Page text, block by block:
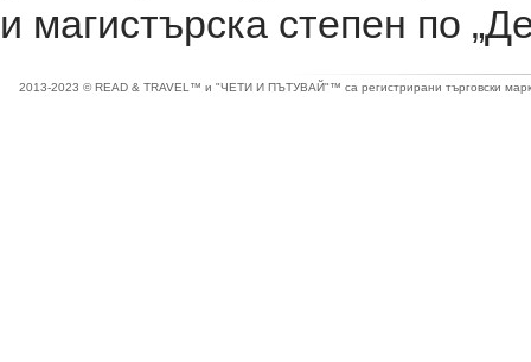
и магистърска степен по
2013-2023 © READ & TRAVEL™ и "ЧЕТИ И ПЪТУВАЙ"™ са регистрирани търговски